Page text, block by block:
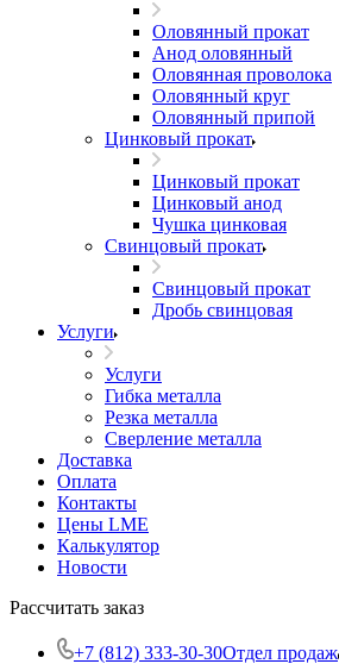
Оловянный прокат
Анод оловянный
Оловянная проволока
Оловянный круг
Оловянный припой
Цинковый прокат
Цинковый прокат
Цинковый анод
Чушка цинковая
Свинцовый прокат
Свинцовый прокат
Дробь свинцовая
Услуги
Услуги
Гибка металла
Резка металла
Сверление металла
Доставка
Оплата
Контакты
Цены LME
Калькулятор
Новости
Рассчитать заказ
+7 (812) 333-30-30Отдел продаж